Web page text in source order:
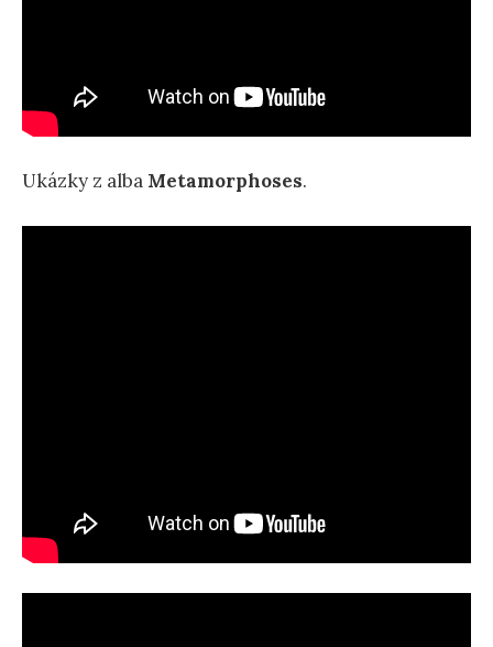
Ukázky z alba Metamorphoses.